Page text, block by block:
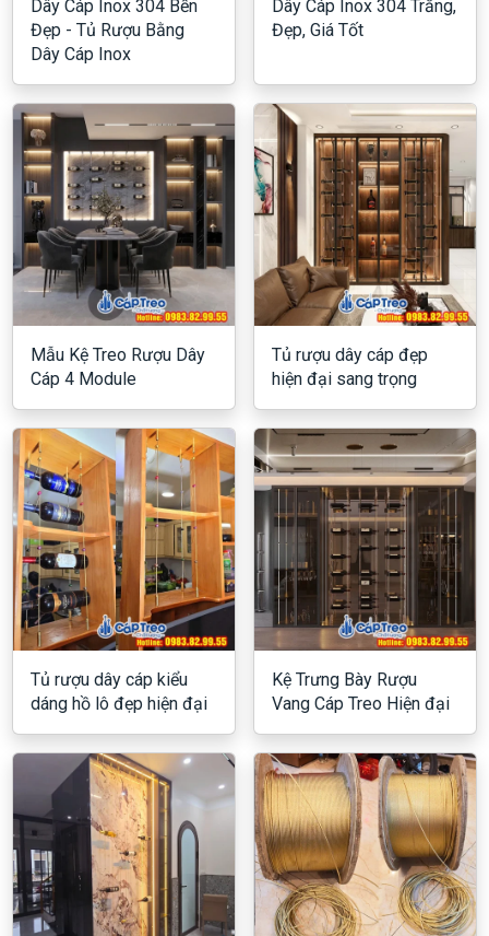
Dây Cáp Inox 304 Bền
Đẹp - Tủ Rượu Bằng
Dây Cáp Inox
Dây Cáp Inox 304 Trắng,
Đẹp, Giá Tốt
Mẫu Kệ Treo Rượu Dây
Cáp 4 Module
Tủ rượu dây cáp đẹp
hiện đại sang trọng
Tủ rượu dây cáp kiểu
dáng hồ lô đẹp hiện đại
Kệ Trưng Bày Rượu
Vang Cáp Treo Hiện đại